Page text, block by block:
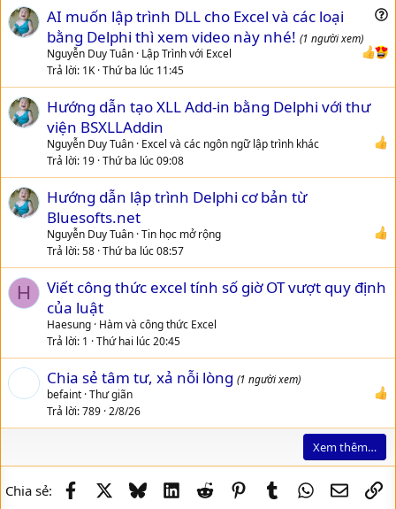
e
t
AI muốn lập trình DLL cho Excel và các loại
bằng Delphi thì xem video này nhé! (1 người xem)
Nguyễn Duy Tuân Lập Trình với Excel
Trả lời 1K Thứ ba lúc 11:45
Hướng dẫn tạo XLL Add-in bằng Delphi với thư
viện BSXLLAddin
Nguyễn Duy Tuân Excel và các ngôn ngữ lập trình khác
Trả lời 19 Thứ ba lúc 09:08
Hướng dẫn lập trình Delphi cơ bản từ
Bluesofts.net
Nguyễn Duy Tuân Tin học mở rộng
Trả lời 58 Thứ ba lúc 08:57
H
Viết công thức excel tính số giờ OT vượt quy định
của luật
Haesung Hàm và công thức Excel
Trả lời 1 Thứ hai lúc 20:45
Chia sẻ tâm tư, xả nỗi lòng (1 người xem)
befaint Thư giãn
Trả lời 789 2/8/26
Xem thêm…
Chia sẻ: Facebook BlueskyLinkedIn
Reddit PinterestTumblrWhatsApp
Email